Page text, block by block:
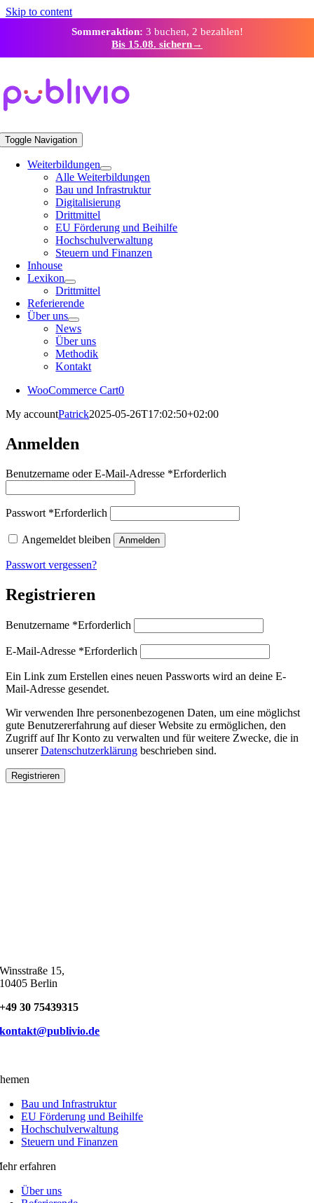
Skip to content
Sommeraktion: 3 buchen, 2 bezahlen!
Bis 15.08. sichern→
Toggle Navigation
Weiterbildungen
Alle Weiterbildungen
Bau und Infrastruktur
Digitalisierung
Drittmittel
EU Förderung und Beihilfe
Hochschulverwaltung
Steuern und Finanzen
Inhouse
Lexikon
Drittmittel
Referierende
Über uns
News
Über uns
Methodik
Kontakt
WooCommerce Cart0
My accountPatrick2025-05-26T17:02:50+02:00
Anmelden
Benutzername oder E-Mail-Adresse *Erforderlich
Passwort *Erforderlich
Angemeldet bleiben Anmelden
Passwort vergessen?
Registrieren
Benutzername *Erforderlich
E-Mail-Adresse *Erforderlich
Ein Link zum Erstellen eines neuen Passworts wird an deine E-
Mail-Adresse gesendet.
Wir verwenden Ihre personenbezogenen Daten, um eine möglichst
gute Benutzererfahrung auf dieser Website zu ermöglichen, den
Zugriff auf Ihr Konto zu verwalten und für weitere Zwecke, die in
unsererDatenschutzerklärung beschrieben sind.
Registrieren
Winsstraße 15,
10405 Berlin
+49 30 75439315
kontakt@publivio.de
Bau und Infrastruktur
EU Förderung und Beihilfe
Hochschulverwaltung
Steuern und Finanzen
erfahren
Über uns